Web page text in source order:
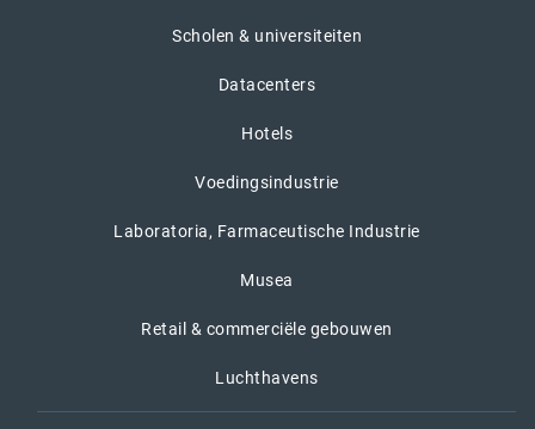
Scholen & universiteiten
Datacenters
Hotels
Voedingsindustrie
Laboratoria, Farmaceutische Industrie
Musea
Retail & commerciële gebouwen
Luchthavens